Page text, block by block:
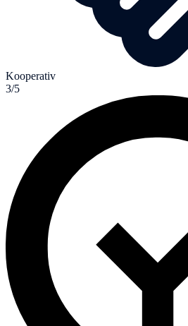
Kooperativ
3/5